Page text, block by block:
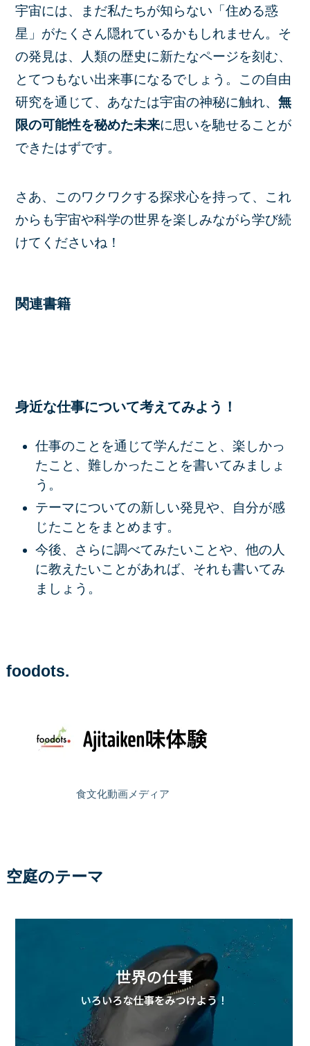
宇宙には、まだ私たちが知らない「住める惑
星」がたくさん隠れているかもしれません。そ
の発見は、人類の歴史に新たなページを刻む、
とてつもない出来事になるでしょう。この自由
研究を通じて、あなたは宇宙の神秘に触れ、無
限の可能性を秘めた未来に思いを馳せることが
できたはずです。
さあ、このワクワクする探求心を持って、これ
からも宇宙や科学の世界を楽しみながら学び続
けてくださいね！
関連書籍
身近な仕事について考えてみよう！
仕事のことを通じて学んだこと、楽しかっ
たこと、難しかったことを書いてみましょ
う。
テーマについての新しい発見や、自分が感
じたことをまとめます。
今後、さらに調べてみたいことや、他の人
に教えたいことがあれば、それも書いてみ
ましょう。
foodots.
食文化動画メディア
空庭のテーマ